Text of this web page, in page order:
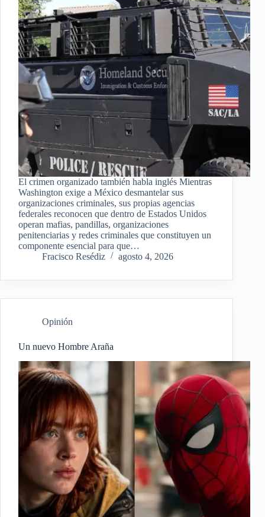
El crimen organizado también habla inglés Mientras
Washington exige a México desmantelar sus
organizaciones criminales, sus propias agencias
federales reconocen que dentro de Estados Unidos
operan mafias, pandillas, organizaciones
penitenciarias y redes criminales que constituyen un
componente esencial para que…
Fracisco Resédiz
agosto 4, 2026
Opinión
Un nuevo Hombre Araña